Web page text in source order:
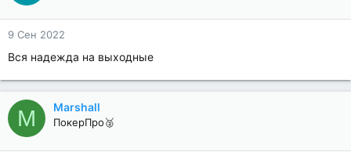
9 Сен 2022
Вся надежда на выходные
M Marshall
ПокерПро🥈